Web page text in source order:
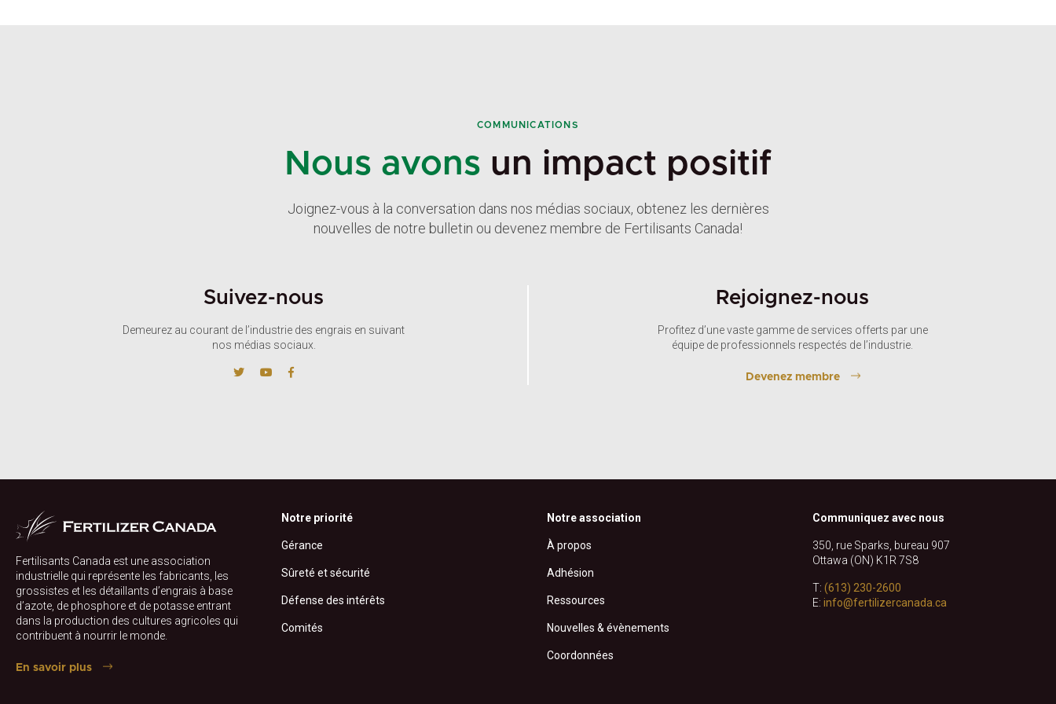
COMMUNICATIONS
Nous avons un impact positif
Joignez-vous à la conversation dans nos médias sociaux, obtenez les dernières
nouvelles de notre bulletin ou devenez membre de Fertilisants Canada!
Suivez-nous
Demeurez au courant de l’industrie des engrais en suivant
nos médias sociaux.
Rejoignez-nous
Profitez d’une vaste gamme de services offerts par une
équipe de professionnels respectés de l’industrie.
Devenez membre
Fertilisants Canada est une association
industrielle qui représente les fabricants, les
grossistes et les détaillants d’engrais à base
d’azote, de phosphore et de potasse entrant
dans la production des cultures agricoles qui
contribuent à nourrir le monde.
En savoir plus
Notre priorité
Gérance
Sûreté et sécurité
Défense des intérêts
Comités
Notre association
À propos
Adhésion
Ressources
Nouvelles & évènements
Coordonnées
Communiquez avec nous
350, rue Sparks, bureau 907
Ottawa (ON) K1R 7S8
T: (613) 230-2600
E: info@fertilizercanada.ca